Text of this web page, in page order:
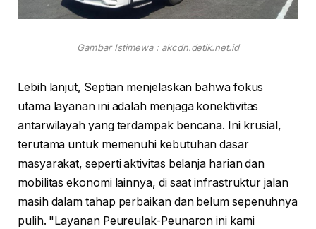
Gambar Istimewa : akcdn.detik.net.id
Lebih lanjut, Septian menjelaskan bahwa fokus
utama layanan ini adalah menjaga konektivitas
antarwilayah yang terdampak bencana. Ini krusial,
terutama untuk memenuhi kebutuhan dasar
masyarakat, seperti aktivitas belanja harian dan
mobilitas ekonomi lainnya, di saat infrastruktur jalan
masih dalam tahap perbaikan dan belum sepenuhnya
pulih. "Layanan Peureulak-Peunaron ini kami